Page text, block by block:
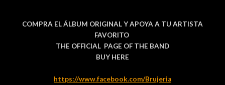
COMPRA EL ÁLBUM ORIGINAL Y APOYA A TU ARTISTA
FAVORITO
THE OFFICIAL PAGE OF THE BAND
BUY HERE
https://www.facebook.com/Brujeria